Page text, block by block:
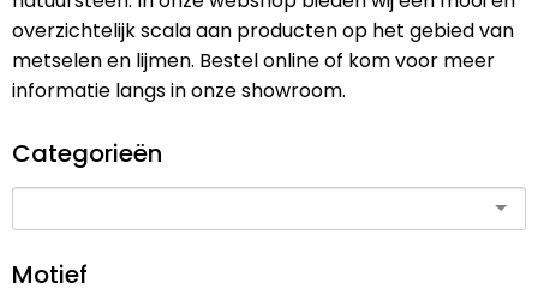
overzichtelijk scala aan producten op het gebied van
metselen en lijmen. Bestel online of kom voor meer
informatie langs in onze showroom.
Categorieën
Motief